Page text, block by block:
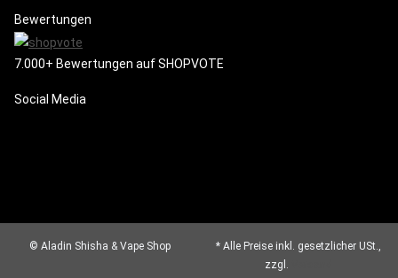
Bewertungen
7.000+ Bewertungen auf SHOPVOTE
Social Media
© Aladin Shisha & Vape Shop
* Alle Preise inkl. gesetzlicher USt.,
zzgl.